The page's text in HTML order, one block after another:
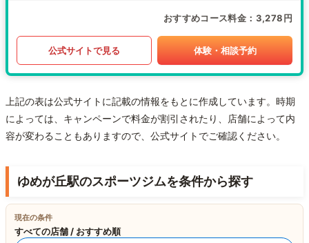
おすすめコース料金 3,278円
公式サイトで見る 体験・相談予約
上記の表は公式サイトに記載の情報をもとに作成しています。時期
によっては、キャンペーンで料金が割引されたり、店舗によって内
容が変わることもありますので、公式サイトでご確認ください。
ゆめが丘駅のスポーツジムを条件から探す
現在の条件
すべての店舗 / おすすめ順